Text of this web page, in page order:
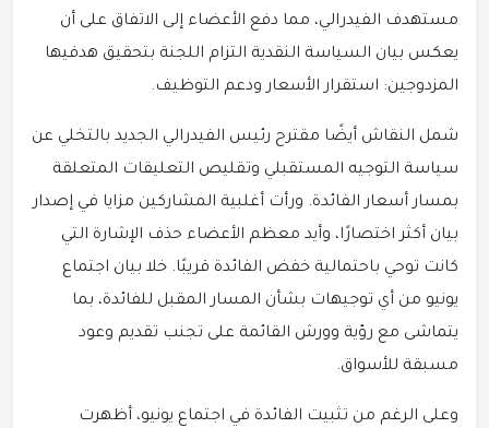
مستهدف الفيدرالي، مما دفع الأعضاء إلى الاتفاق على أن
يعكس بيان السياسة النقدية التزام اللجنة بتحقيق هدفيها
المزدوجين: استقرار الأسعار ودعم التوظيف.
شمل النقاش أيضًا مقترح رئيس الفيدرالي الجديد بالتخلي عن
سياسة التوجيه المستقبلي وتقليص التعليقات المتعلقة
بمسار أسعار الفائدة. ورأت أغلبية المشاركين مزايا في إصدار
بيان أكثر اختصارًا، وأيد معظم الأعضاء حذف الإشارة التي
كانت توحي باحتمالية خفض الفائدة قريبًا. خلا بيان اجتماع
يونيو من أي توجيهات بشأن المسار المقبل للفائدة، بما
يتماشى مع رؤية وورش القائمة على تجنب تقديم وعود
مسبقة للأسواق.
وعلى الرغم من تثبيت الفائدة في اجتماع يونيو، أظهرت